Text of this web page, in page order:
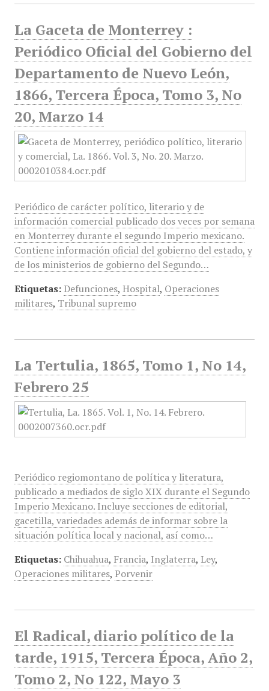
La Gaceta de Monterrey :
Periódico Oficial del Gobierno del
Departamento de Nuevo León,
1866, Tercera Época, Tomo 3, No
20, Marzo 14
Periódico de carácter político, literario y de
información comercial publicado dos veces por semana
en Monterrey durante el segundo Imperio mexicano.
Contiene información oficial del gobierno del estado, y
de los ministerios de gobierno del Segundo…
Etiquetas: Defunciones, Hospital, Operaciones
militares, Tribunal supremo
La Tertulia, 1865, Tomo 1, No 14,
Febrero 25
Periódico regiomontano de política y literatura,
publicado a mediados de siglo XIX durante el Segundo
Imperio Mexicano. Incluye secciones de editorial,
gacetilla, variedades además de informar sobre la
situación política local y nacional, así como…
Etiquetas: Chihuahua, Francia, Inglaterra, Ley,
Operaciones militares, Porvenir
El Radical, diario político de la
tarde, 1915, Tercera Época, Año 2,
Tomo 2, No 122, Mayo 3